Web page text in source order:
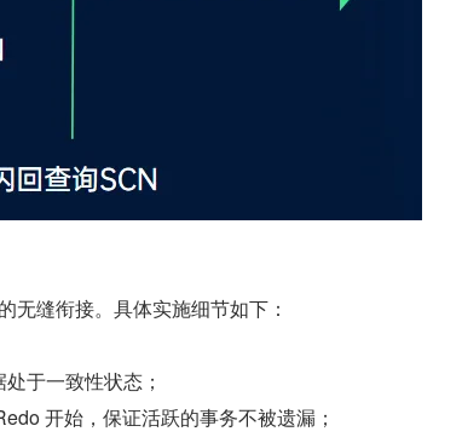
无缝衔接。具体实施细节如下：
于一致性状态；
开始，保证活跃的事务不被遗漏；